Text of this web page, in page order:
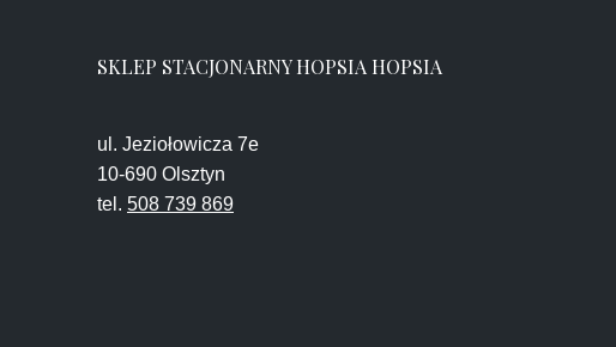
SKLEP STACJONARNY HOPSIA HOPSIA
ul. Jeziołowicza 7e
10-690 Olsztyn
tel. 508 739 869